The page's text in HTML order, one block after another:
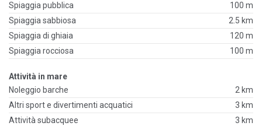
Spiaggia pubblica
100 m
Spiaggia sabbiosa
2.5 km
Spiaggia di ghiaia
120 m
Spiaggia rocciosa
100 m
Attività in mare
Noleggio barche
2 km
Altri sport e divertimenti acquatici
3 km
Attività subacquee
3 km